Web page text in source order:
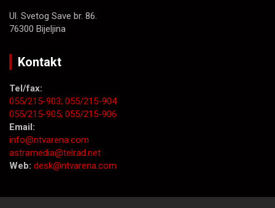
Ul. Svetog Save br. 86.
76300 Bijeljina
Kontakt
Tel/fax:
055/215-903; 055/215-904
055/215-905; 055/215-906
Email:
info@ntvarena.com
astramedia@telrad.net
Web: desk@ntvarena.com